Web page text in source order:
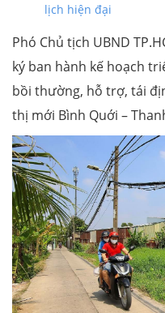
lịch hiện đại
Phó Chủ tịch UBND
ký ban hành kế hoạch
bồi thường, hỗ trợ, tái
thị mới Bình Quới –